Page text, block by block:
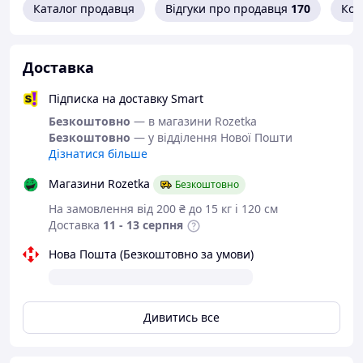
— для точного налаштування під матеріал;
примусове обдування зони різання —
маятниковий хід пилки — для ефективного
розпилювання;
світлодіодна підсвітка — освітлює робочу
зону;
лазерний покажчик лінії різу — для
прямолінійного контролю;
система пиловідведення — зменшує
забруднення робочої поверхні;
подвійна ізоляція — підвищений захист
Каталог продавця Відгуки про продавця 170
Доставка
Підписка на доставку Smart
Безкоштовно — в магазини Rozetka
Безкоштовно — у відділення Нової Пошти
Дізнатися більше
Магазини Rozetka
Безкоштовно
На замовлення від 200 ₴ до 15 кг і 120 см
Доставка 11 - 13 серпня
Нова Пошта (Безкоштовно за умови)
Дивитись все